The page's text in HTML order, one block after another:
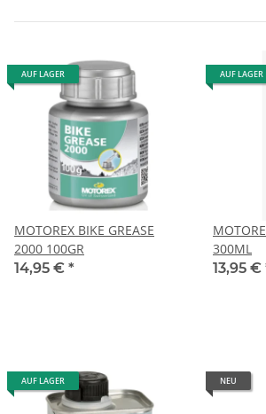
AUF LAGER
MOTOREX BIKE GREASE
2000 100GR
14,95 € *
AUF LAGER
300ML
13,95 €
AUF LAGER NEU